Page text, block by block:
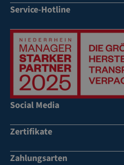
Service-Hotline
Social Media
Zertifikate
Zahlungsarten